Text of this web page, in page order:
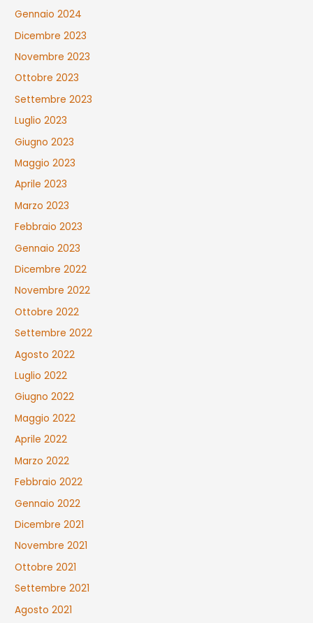
Gennaio 2024
Dicembre 2023
Novembre 2023
Ottobre 2023
Settembre 2023
Luglio 2023
Giugno 2023
Maggio 2023
Aprile 2023
Marzo 2023
Febbraio 2023
Gennaio 2023
Dicembre 2022
Novembre 2022
Ottobre 2022
Settembre 2022
Agosto 2022
Luglio 2022
Giugno 2022
Maggio 2022
Aprile 2022
Marzo 2022
Febbraio 2022
Gennaio 2022
Dicembre 2021
Novembre 2021
Ottobre 2021
Settembre 2021
Agosto 2021